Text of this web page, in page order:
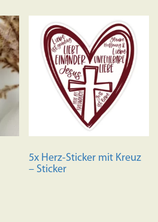
5x Herz-Sticker mit Kreuz
– Sticker